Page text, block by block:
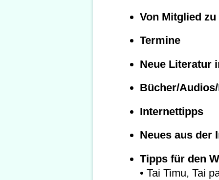
Von Mitglied
Termine
Neue Literatur
Bücher/
Internettipps
Neues aus der
Tipps für den
• Tai Timu, Tai